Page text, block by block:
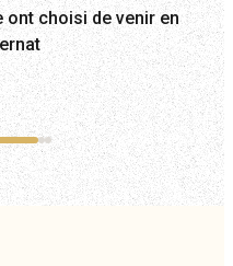
ont choisi de venir en